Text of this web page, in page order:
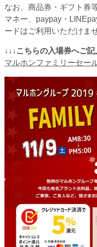
なお、商品券・ギフト券
マネー、paypay・
ードはご利用いただけま
↓↓↓こちらの入場券へご
マルホンファミリーセー